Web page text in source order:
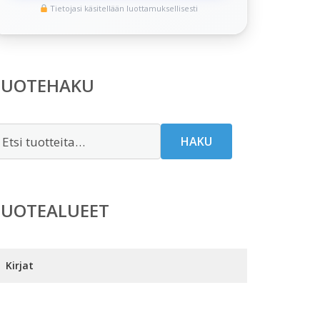
Tietojasi käsitellään luottamuksellisesti
HAKU
Kirjat